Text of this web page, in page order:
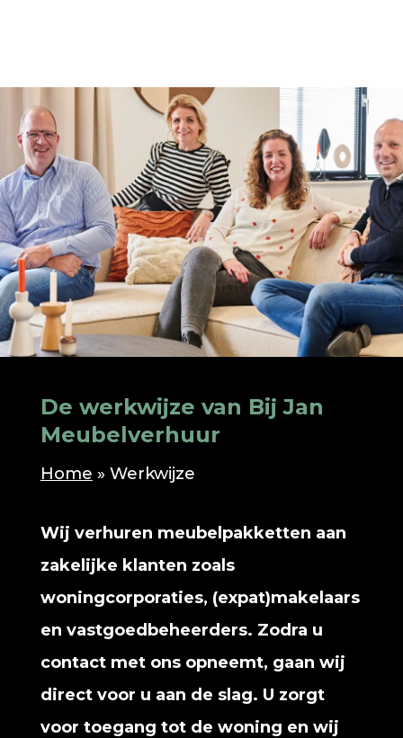
De werkwijze van Bij Jan
Meubelverhuur
Home » Werkwijze
Wij verhuren meubelpakketten aan
zakelijke klanten zoals
woningcorporaties, (expat)makelaars
en vastgoedbeheerders. Zodra u
contact met ons opneemt, gaan wij
direct voor u aan de slag. U zorgt
voor toegang tot de woning en wij